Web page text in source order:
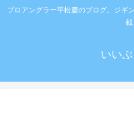
プロアングラー平松慶のブログ。ジギ
載
いい